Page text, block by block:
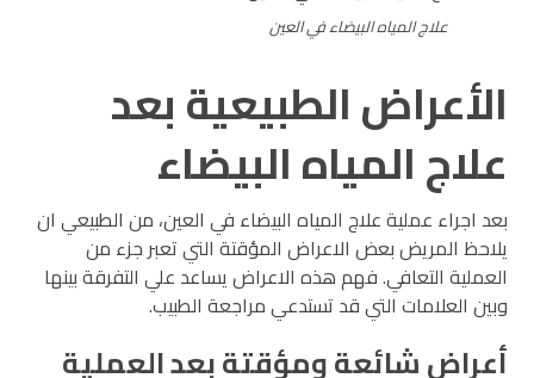
علاج المياه البيضاء في العين
الأعراض الطبيعية بعد
علاج المياه البيضاء
بعد اجراء عملية علاج المياه البيضاء في العين، من الطبيعي ان
يلاحظ المريض بعض الاعراض المؤقتة التي تعبر جزء من
العملية التعافي. فهم هذه الاعراض يساعد علي التفرقة بينها
وبين العلامات التي قد تستدعي مراجعة الطبيب.
أعراض شائعة ومؤقتة بعد العملية